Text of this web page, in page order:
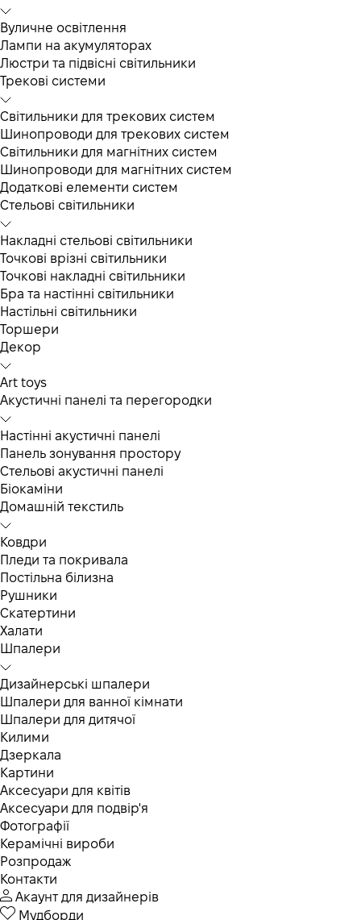
Вуличне освітлення
Лампи на акумуляторах
Люстри та підвісні світильники
Трекові системи
Світильники для трекових систем
Шинопроводи для трекових систем
Світильники для магнітних систем
Шинопроводи для магнітних систем
Додаткові елементи систем
Cтельові світильники
Накладні стельові світильники
Точкові врізні світильники
Точкові накладні світильники
Бра та настінні світильники
Настільні світильники
Торшери
Декор
Art toys
Акустичні панелі та перегородки
Настінні акустичні панелі
Панель зонування простору
Стельові акустичні панелі
Біокаміни
Домашній текстиль
Ковдри
Пледи та покривала
Постільна білизна
Рушники
Скатертини
Халати
Шпалери
Дизайнерські шпалери
Шпалери для ванної кімнати
Шпалери для дитячої
Килими
Дзеркала
Картини
Аксесуари для квітів
Аксесуари для подвір'я
Фотографії
Керамічні вироби
Розпродаж
Контакти
Акаунт для дизайнерів
Мудборди